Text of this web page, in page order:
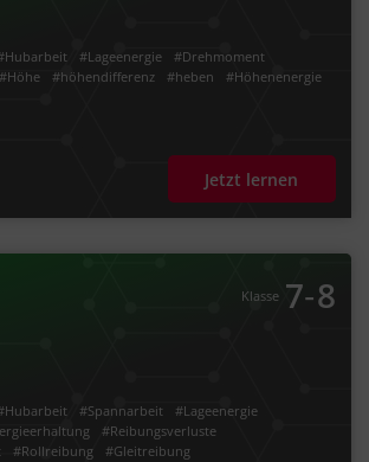
#Lageenergie
#Drehmoment
#Höhe #höhendifferenz #heben
#Höhenenergie
Jetzt lernen
Klasse 7‐8
#Spannarbeit
#Lageenergie
#Reibungsverluste
#Rollreibung #Gleitreibung